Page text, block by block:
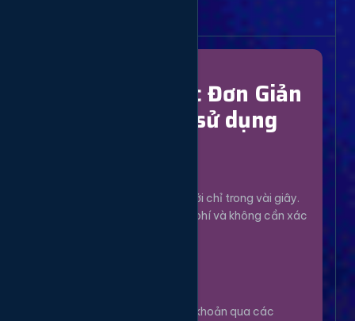
Chỉ Với 4 Bước Đơn Giản
để bắt đầu sử dụng
Tạo tài khoản mới chỉ trong vài giây.
Hoàn toàn miễn phí và không cần xác
Nạp tiền vào tài khoản qua các